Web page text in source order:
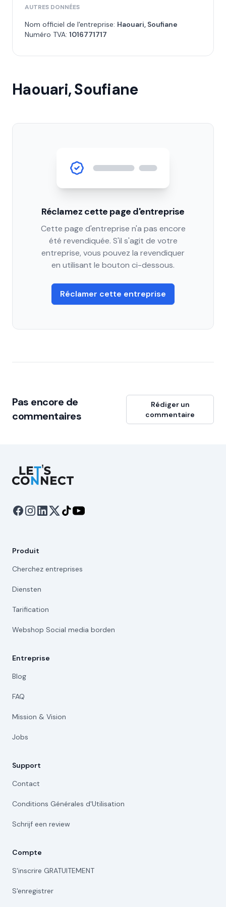
AUTRES DONNÉES
Nom officiel de l'entreprise: Haouari, Soufiane
Numéro TVA: 1016771717
Haouari, Soufiane
Réclamez cette page d'entreprise
Cette page d'entreprise n'a pas encore
été revendiquée. S'il s'agit de votre
entreprise, vous pouvez la revendiquer
en utilisant le bouton ci-dessous.
Réclamer cette entreprise
Pas encore de
commentaires
Rédiger un
commentaire
Let's Connect
Produit
Cherchez entreprises
Diensten
Tarification
Webshop Social media borden
Entreprise
Blog
FAQ
Mission & Vision
Jobs
Support
Contact
Conditions Générales d'Utilisation
Schrijf een review
Compte
S'inscrire GRATUITEMENT
S'enregistrer